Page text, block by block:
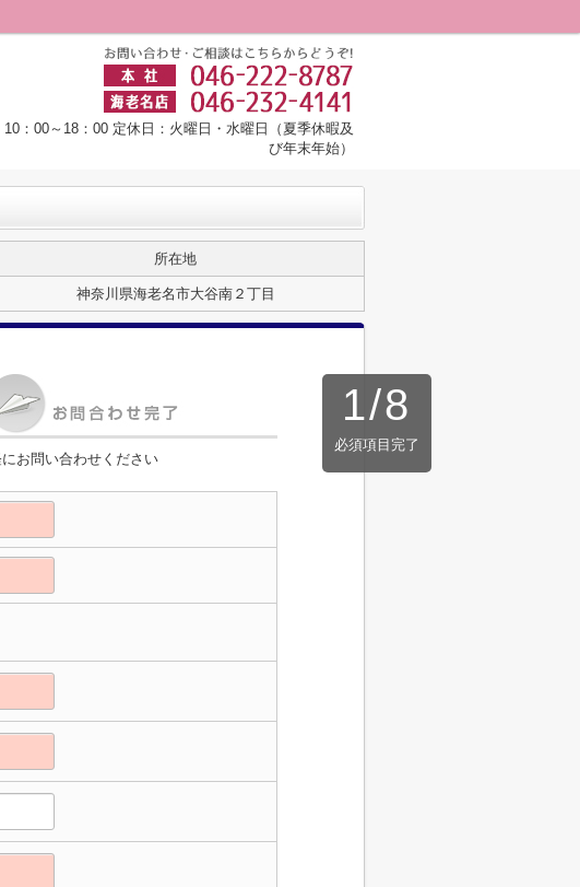
：00～18：00 定休日：火曜日・水曜日（夏季休暇及
び年末年始）
所在地
神奈川県海老名市大谷南２丁目
1/8
必須項目完了
お問い合わせください